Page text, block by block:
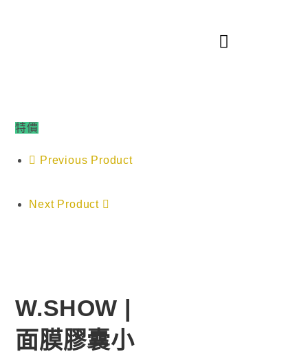
特價
Previous Product
Next Product
W.SHOW |
面膜膠囊小